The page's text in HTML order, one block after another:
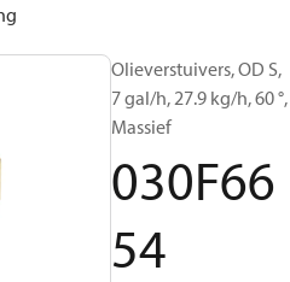
Olieverstuivers, OD S,
7 gal/h, 27.9 kg/h, 60 °,
Massief
030F66
54